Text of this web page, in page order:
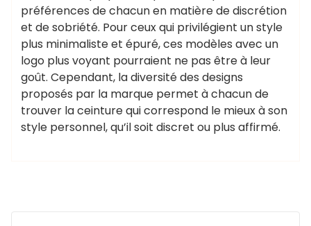
préférences de chacun en matière de discrétion
et de sobriété. Pour ceux qui privilégient un style
plus minimaliste et épuré, ces modèles avec un
logo plus voyant pourraient ne pas être à leur
goût. Cependant, la diversité des designs
proposés par la marque permet à chacun de
trouver la ceinture qui correspond le mieux à son
style personnel, qu’il soit discret ou plus affirmé.